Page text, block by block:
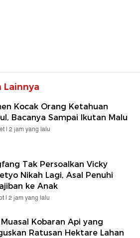
Kocak Orang Ketahuan
Bacanya Sampai Ikutan Malu
| 2 jam yang lalu
Tak Persoalkan Vicky
Nikah Lagi, Asal Penuhi
ke Anak
| 2 jam yang lalu
Kobaran Api yang
Ratusan Hektare Lahan